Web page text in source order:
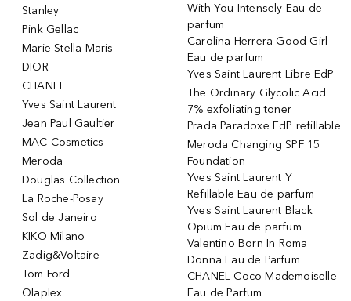
Stanley
Pink Gellac
Marie-Stella-Maris
DIOR
CHANEL
Yves Saint Laurent
Jean Paul Gaultier
MAC Cosmetics
Meroda
Douglas Collection
La Roche-Posay
Sol de Janeiro
KIKO Milano
Zadig&Voltaire
Tom Ford
Olaplex
With You Intensely Eau de
parfum
Carolina Herrera Good Girl
Eau de parfum
Yves Saint Laurent Libre EdP
The Ordinary Glycolic Acid
7% exfoliating toner
Prada Paradoxe EdP refillable
Meroda Changing SPF 15
Foundation
Yves Saint Laurent Y
Refillable Eau de parfum
Yves Saint Laurent Black
Opium Eau de parfum
Valentino Born In Roma
Donna Eau de Parfum
CHANEL Coco Mademoiselle
Eau de Parfum